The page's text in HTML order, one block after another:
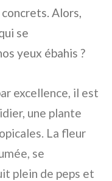
Alors,
se
yeux ébahis ?
excellence, il est
une plante
La fleur
se
plein de peps et